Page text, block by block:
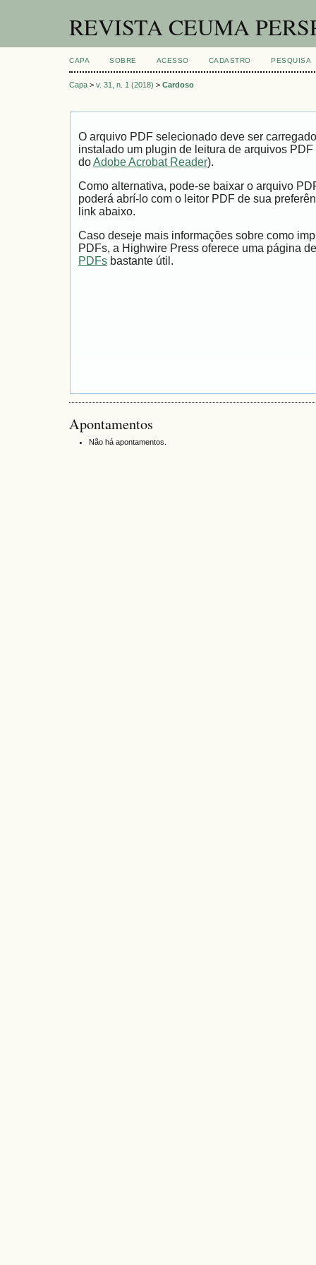
REVISTA CEUMA
CAPA SOBRE ACESSO CADASTRO PESQUISA
Capa > v. 31, n. 1 (2018) > Cardoso
O arquivo PDF selecionado deve ser
instalado um plugin de leitura de arquivos
doAdobe Acrobat Reader).
Como alternativa, pode-se baixar o arquivo
poderá abrí-lo com o leitor PDF de sua
link abaixo.
Caso deseje mais informações sobre como
PDFs, a Highwire Press oferece uma página
PDFs bastante útil.
Apontamentos
Não há apontamentos.